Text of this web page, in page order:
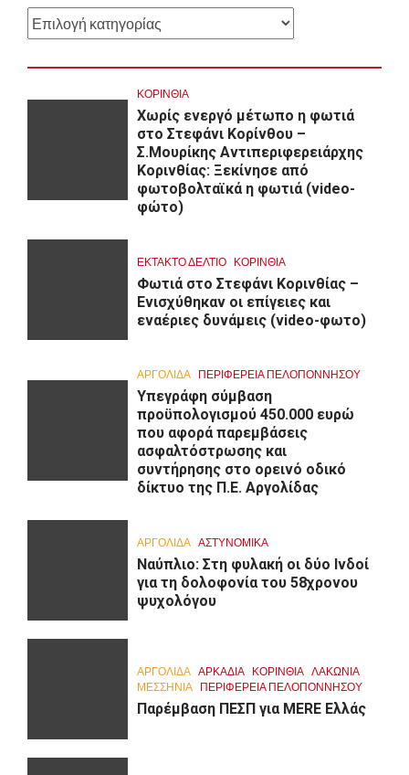
Kατηγορίες
ΚΟΡΙΝΘΊΑ
Χωρίς ενεργό μέτωπο η φωτιά
στο Στεφάνι Κορίνθου –
Σ.Μουρίκης Αντιπεριφερειάρχης
Κορινθίας: Ξεκίνησε από
φωτοβολταϊκά η φωτιά (video-
φώτο)
ΕΚΤΑΚΤΟ ΔΕΛΤΙΟ ΚΟΡΙΝΘΊΑ
Φωτιά στο Στεφάνι Κορινθίας –
Ενισχύθηκαν οι επίγειες και
εναέριες δυνάμεις (video-φωτο)
ΑΡΓΟΛΙΔΑ ΠΕΡΙΦΈΡΕΙΑ ΠΕΛΟΠΟΝΝΉΣΟΥ
Υπεγράφη σύμβαση
προϋπολογισμού 450.000 ευρώ
που αφορά παρεμβάσεις
ασφαλτόστρωσης και
συντήρησης στο ορεινό οδικό
δίκτυο της Π.Ε. Αργολίδας
ΑΡΓΟΛΙΔΑ ΑΣΤΥΝΟΜΙΚΑ
Ναύπλιο: Στη φυλακή οι δύο Ινδοί
για τη δολοφονία του 58χρονου
ψυχολόγου
ΑΡΓΟΛΙΔΑ ΑΡΚΑΔΊΑ ΚΟΡΙΝΘΊΑ ΛΑΚΩΝΙΑ
ΜΕΣΣΗΝΙΑ ΠΕΡΙΦΈΡΕΙΑ ΠΕΛΟΠΟΝΝΉΣΟΥ
Παρέμβαση ΠΕΣΠ για MERE Ελλάς